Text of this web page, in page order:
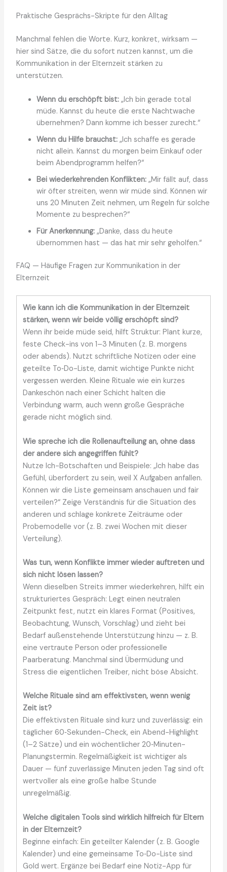
Praktische Gesprächs-Skripte für den Alltag
Manchmal fehlen die Worte. Kurz, konkret, wirksam —
hier sind Sätze, die du sofort nutzen kannst, um die
Kommunikation in der Elternzeit stärken zu
unterstützen.
Wenn du erschöpft bist:„Ich bin gerade total
müde. Kannst du heute die erste Nachtwache
übernehmen? Dann komme ich besser zurecht.“
Wenn du Hilfe brauchst:„Ich schaffe es gerade
nicht allein. Kannst du morgen beim Einkauf oder
beim Abendprogramm helfen?“
Bei wiederkehrenden Konflikten:„Mir fällt auf, dass
wir öfter streiten, wenn wir müde sind. Können wir
uns 20 Minuten Zeit nehmen, um Regeln für solche
Momente zu besprechen?“
Für Anerkennung:„Danke, dass du heute
übernommen hast — das hat mir sehr geholfen.“
FAQ — Häufige Fragen zur Kommunikation in der
Elternzeit
Wie kann ich die Kommunikation in der Elternzeit
stärken, wenn wir beide völlig erschöpft sind?
Wenn ihr beide müde seid, hilft Struktur: Plant kurze,
feste Check-ins von 1–3 Minuten (z. B. morgens
oder abends). Nutzt schriftliche Notizen oder eine
geteilte To‑Do-Liste, damit wichtige Punkte nicht
vergessen werden. Kleine Rituale wie ein kurzes
Dankeschön nach einer Schicht halten die
Verbindung warm, auch wenn große Gespräche
gerade nicht möglich sind.
Wie spreche ich die Rollenaufteilung an, ohne dass
der andere sich angegriffen fühlt?
Nutze Ich-Botschaften und Beispiele: „Ich habe das
Gefühl, überfordert zu sein, weil X Aufgaben anfallen.
Können wir die Liste gemeinsam anschauen und fair
verteilen?“ Zeige Verständnis für die Situation des
anderen und schlage konkrete Zeiträume oder
Probemodelle vor (z. B. zwei Wochen mit dieser
Verteilung).
Was tun, wenn Konflikte immer wieder auftreten und
sich nicht lösen lassen?
Wenn dieselben Streits immer wiederkehren, hilft ein
strukturiertes Gespräch: Legt einen neutralen
Zeitpunkt fest, nutzt ein klares Format (Positives,
Beobachtung, Wunsch, Vorschlag) und zieht bei
Bedarf außenstehende Unterstützung hinzu — z. B.
eine vertraute Person oder professionelle
Paarberatung. Manchmal sind Übermüdung und
Stress die eigentlichen Treiber, nicht böse Absicht.
Welche Rituale sind am effektivsten, wenn wenig
Zeit ist?
Die effektivsten Rituale sind kurz und zuverlässig: ein
täglicher 60‑Sekunden-Check, ein Abend-Highlight
(1–2 Sätze) und ein wöchentlicher 20‑Minuten-
Planungstermin. Regelmäßigkeit ist wichtiger als
Dauer — fünf zuverlässige Minuten jeden Tag sind oft
wertvoller als eine große halbe Stunde
unregelmäßig.
Welche digitalen Tools sind wirklich hilfreich für Eltern
in der Elternzeit?
Beginne einfach: Ein geteilter Kalender (z. B. Google
Kalender) und eine gemeinsame To‑Do-Liste sind
Gold wert. Ergänze bei Bedarf eine Notiz-App für